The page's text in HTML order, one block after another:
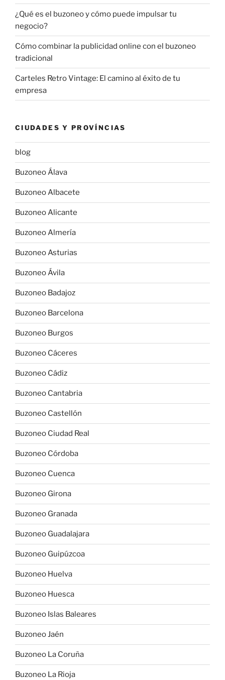
¿Qué es el buzoneo y cómo puede impulsar tu
negocio?
Cómo combinar la publicidad online con el buzoneo
tradicional
Carteles Retro Vintage: El camino al éxito de tu
empresa
CIUDADES Y PROVÍNCIAS
blog
Buzoneo Álava
Buzoneo Albacete
Buzoneo Alicante
Buzoneo Almería
Buzoneo Asturias
Buzoneo Ávila
Buzoneo Badajoz
Buzoneo Barcelona
Buzoneo Burgos
Buzoneo Cáceres
Buzoneo Cádiz
Buzoneo Cantabria
Buzoneo Castellón
Buzoneo Ciudad Real
Buzoneo Córdoba
Buzoneo Cuenca
Buzoneo Girona
Buzoneo Granada
Buzoneo Guadalajara
Buzoneo Guipúzcoa
Buzoneo Huelva
Buzoneo Huesca
Buzoneo Islas Baleares
Buzoneo Jaén
Buzoneo La Coruña
Buzoneo La Rioja